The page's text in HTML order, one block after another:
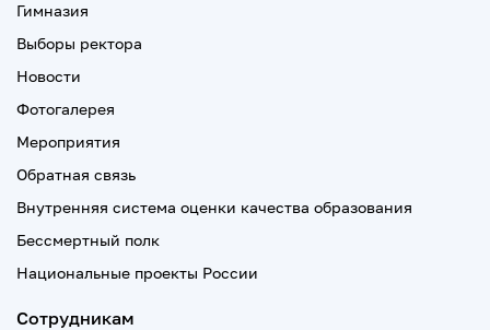
Гимназия
Выборы ректора
Новости
Фотогалерея
Мероприятия
Обратная связь
Внутренняя система оценки качества образования
Бессмертный полк
Национальные проекты России
Сотрудникам